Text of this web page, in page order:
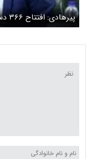
رسانی مناسب انجام شد